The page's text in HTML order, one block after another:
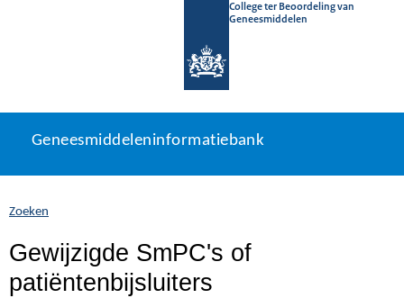
College ter Beoordeling van
Geneesmiddelen
naar
Geneesmiddeleninformatiebank
U
zich
hier:
Geneesmiddeleninformatiebank
Zoeken
Gewijzigde SmPC's of
patiëntenbijsluiters